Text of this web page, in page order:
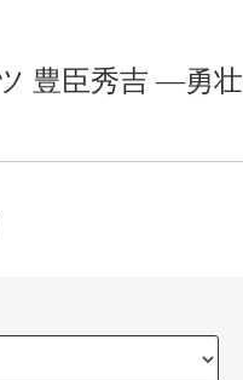
豊臣秀吉 ―勇壮